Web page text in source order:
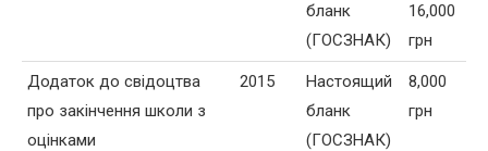
бланк
(ГОСЗНАК)
16,000
грн
Додаток до свідоцтва
про закінчення школи з
оцінками
2015
Настоящий
бланк
(ГОСЗНАК)
8,000
грн